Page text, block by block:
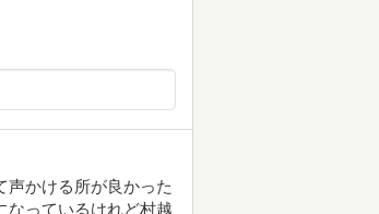
声かける所が良かった
なっているけれど村越